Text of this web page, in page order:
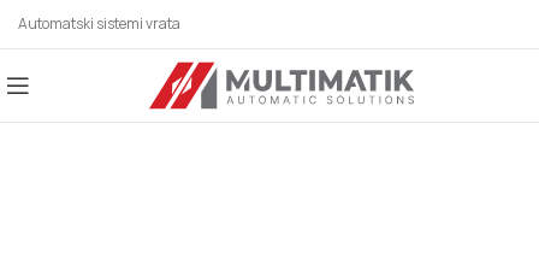
Automatski sistemi vrata